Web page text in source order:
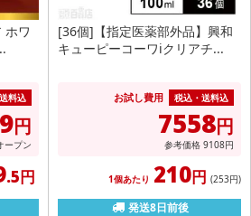
ホワ
料込
円
ープン
.5円
[36個]【指定医薬部外品】興和
キューピーコーワiクリアチ...
お試し費用 税込・送料込
7558円
参考価格 9108円
1個あたり 210円 (253円)
発送8日前後